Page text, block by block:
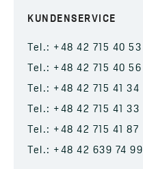
KUNDENSERVICE
Tel.: +48 42 715 40 53
Tel.: +48 42 715 40 56
Tel.: +48 42 715 41 34
Tel.: +48 42 715 41 33
Tel.: +48 42 715 41 87
Tel.: +48 42 639 74 99